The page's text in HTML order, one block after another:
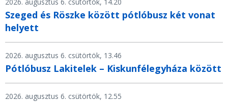
Szeged és Röszke között pótlóbusz két vonat
helyett
2026. augusztus 6. csütörtök, 13.46
Pótlóbusz Lakitelek – Kiskunfélegyháza között
2026. augusztus 6. csütörtök, 12.55